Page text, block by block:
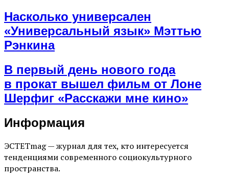
Насколько универсален
«Универсальный язык» Мэттью
Рэнкина
В первый день нового года
в прокат вышел фильм от Лоне
Шерфиг «Расскажи мне кино»
Информация
ЭСТЕТmag — журнал для тех, кто интересуется
тенденциями современного социокультурного
пространства.